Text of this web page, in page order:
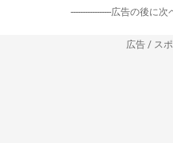
-----------------広告の後に
広告 / ス